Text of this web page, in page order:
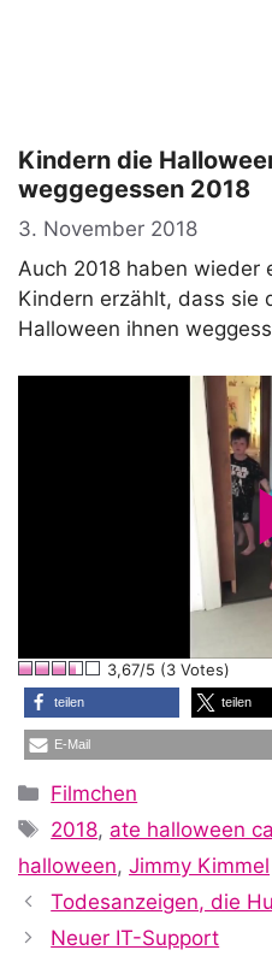
Kindern die
weggegessen 2018
3. November 2018
Auch 2018 haben wieder
Kindern erzählt, dass sie
Halloween ihnen
3,67/5 (3 Votes)
teilen teilen
E-Mail
Kategorien
Filmchen
Schlagwörter
2018, ate halloween
halloween, Jimmy Kimmel
Todesanzeigen, die
Neuer IT-Support